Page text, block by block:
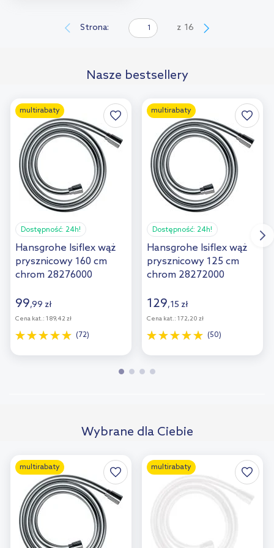
Strona: z 16
Nasze bestsellery
multirabaty
Dostępność: 24h!
Hansgrohe Isiflex wąż
prysznicowy 160 cm
chrom 28276000
99,99 zł
Cena kat.: 189,42 zł
(72)
multirabaty
Dostępność: 24h!
Hansgrohe Isiflex wąż
prysznicowy 125 cm
chrom 28272000
129,15 zł
Cena kat.: 172,20 zł
(50)
Wybrane dla Ciebie
multirabaty multirabaty